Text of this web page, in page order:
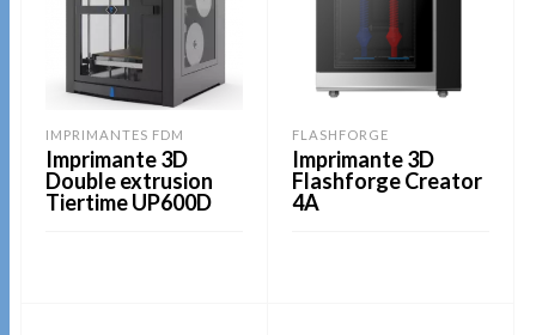
IMPRIMANTES FDM
Imprimante 3D
Double extrusion
Tiertime UP600D
FLASHFORGE
Imprimante 3D
Flashforge Creator
4A